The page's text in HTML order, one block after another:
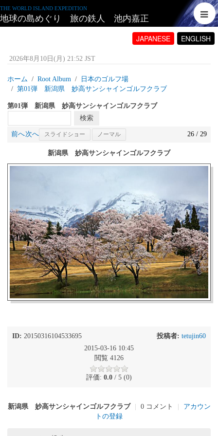
THE WORLD ISLAND EXPEDITION
地球の島めぐり 旅の鉄人 池内嘉正
JAPANESE ENGLISH
2026年8月10日(月) 21:52 JST
ホーム Root Album
日本のゴルフ場
第01弾 新潟県 妙高サンシャインゴルフクラブ
第01弾 新潟県 妙高サンシャインゴルフクラブ
前へ次へ スライドショー ノーマル 26 / 29
新潟県 妙高サンシャインゴルフクラブ
ID: 20150316104533695 投稿者: tetujin60
2015-03-16 10:45
閲覧 4126
評価: 0.0 / 5 (0)
新潟県 妙高サンシャインゴルフクラブ | 0 コメント |
アカウン
トの登録